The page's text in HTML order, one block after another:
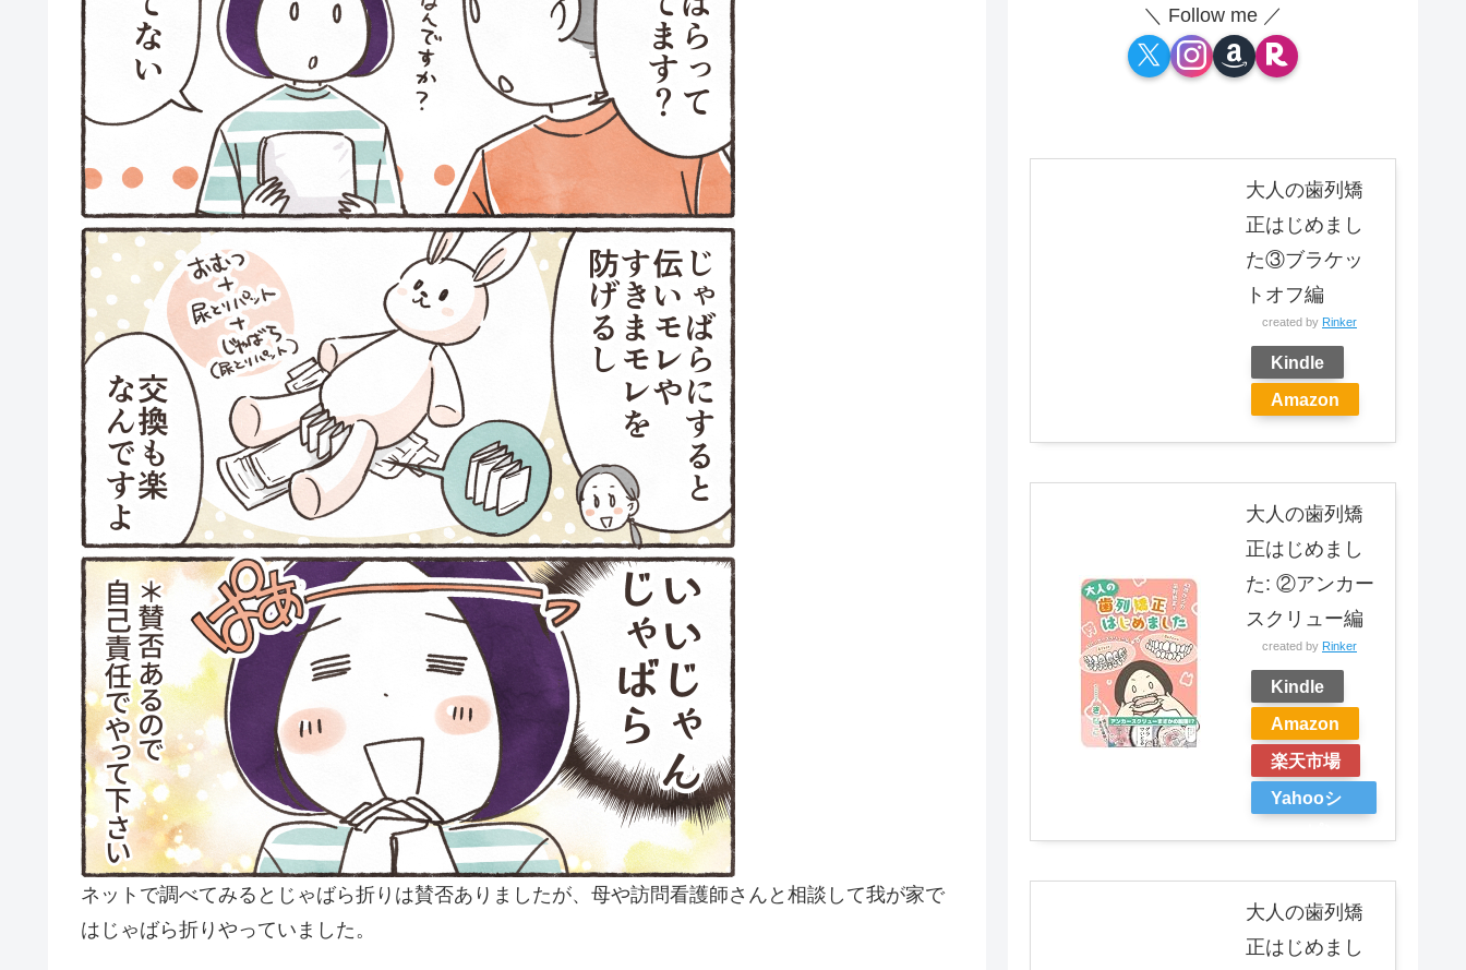
ネットで調べてみるとじゃばら折りは賛否ありましたが、母や訪問看護師さんと相談して我が家で
はじゃばら折りやっていました。
＼ Follow me ／
大人の歯列矯
正はじめまし
た③ブラケッ
トオフ編
created by Rinker
Kindle
Amazon
大人の歯列矯
正はじめまし
た: ②アンカー
スクリュー編
created by Rinker
Kindle
Amazon
楽天市場
Yahooシ
大人の歯列矯
正はじめまし